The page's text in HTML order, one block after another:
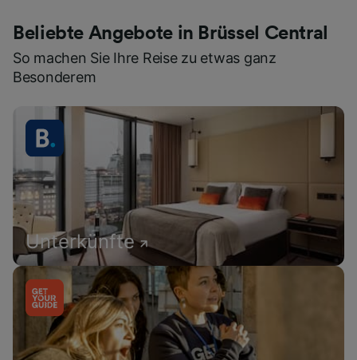
Beliebte Angebote in Brüssel Central
So machen Sie Ihre Reise zu etwas ganz
Besonderem
Unterkünfte